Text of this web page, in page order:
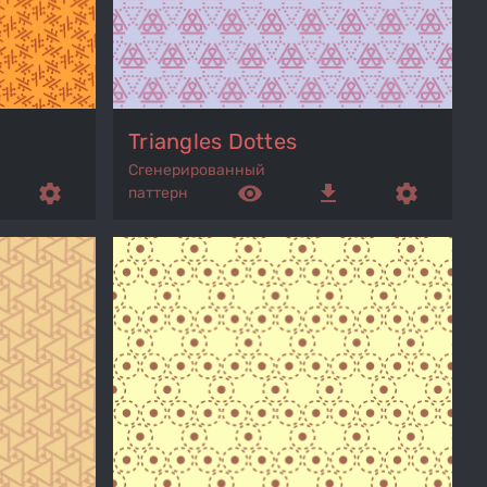
settings
Triangles Dottes
Сгенерированный
паттерн
remove_red_eye get_app settings